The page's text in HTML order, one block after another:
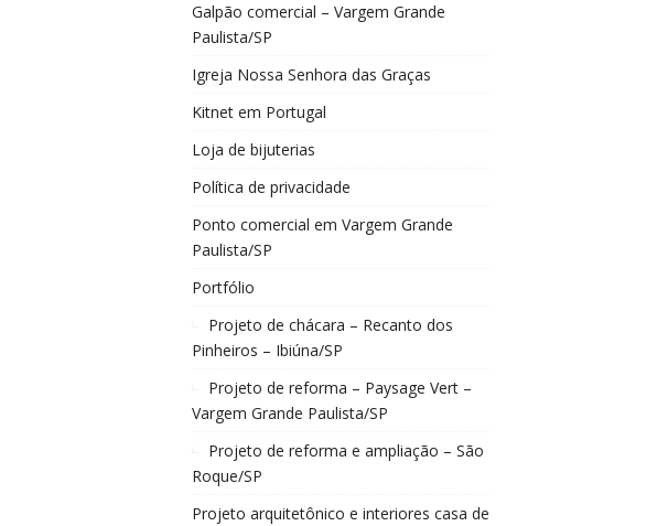
Galpão comercial – Vargem Grande
Paulista/SP
Igreja Nossa Senhora das Graças
Kitnet em Portugal
Loja de bijuterias
Política de privacidade
Ponto comercial em Vargem Grande
Paulista/SP
Portfólio
Projeto de chácara – Recanto dos
Pinheiros – Ibiúna/SP
Projeto de reforma – Paysage Vert –
Vargem Grande Paulista/SP
Projeto de reforma e ampliação – São
Roque/SP
Projeto arquitetônico e interiores casa de